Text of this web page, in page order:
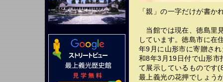
「親」の一字だけが書か
当館では現在、徳島里
しています。徳島市に在
年9月に山形市に寄贈さ
和8年3月19日付で山形市
て展示しているものです
最上義光の花押でしょう